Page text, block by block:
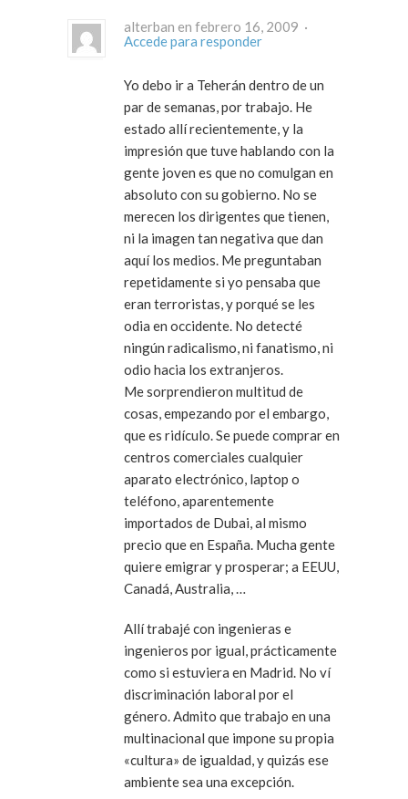
alterban en febrero 16, 2009 ·
Accede para responder
Yo debo ir a Teherán dentro de un
par de semanas, por trabajo. He
estado allí recientemente, y la
impresión que tuve hablando con la
gente joven es que no comulgan en
absoluto con su gobierno. No se
merecen los dirigentes que tienen,
ni la imagen tan negativa que dan
aquí los medios. Me preguntaban
repetidamente si yo pensaba que
eran terroristas, y porqué se les
odia en occidente. No detecté
ningún radicalismo, ni fanatismo, ni
odio hacia los extranjeros.
Me sorprendieron multitud de
cosas, empezando por el embargo,
que es ridículo. Se puede comprar en
centros comerciales cualquier
aparato electrónico, laptop o
teléfono, aparentemente
importados de Dubai, al mismo
precio que en España. Mucha gente
quiere emigrar y prosperar; a EEUU,
Canadá, Australia, …
Allí trabajé con ingenieras e
ingenieros por igual, prácticamente
como si estuviera en Madrid. No ví
discriminación laboral por el
género. Admito que trabajo en una
multinacional que impone su propia
«cultura» de igualdad, y quizás ese
ambiente sea una excepción.